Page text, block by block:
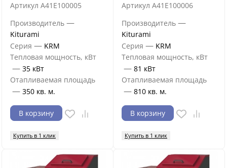
Артикул A41E100005
Производитель —
Kiturami
Серия — KRM
Тепловая мощность, кВт
— 35 кВт
Отапливаемая площадь
— 350 кв. м.
В корзину
Купить в 1 клик
Артикул A41E100006
Производитель —
Kiturami
Серия — KRM
Тепловая мощность, кВт
— 81 кВт
Отапливаемая площадь
— 810 кв. м.
В корзину
Купить в 1 клик